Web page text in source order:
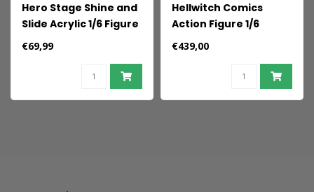
Hero Stage Shine and
Slide Acrylic 1/6 Figure
Display Case
€69,99
Hellwitch Comics
Action Figure 1/6
Hellwitch 30 cm
€439,00